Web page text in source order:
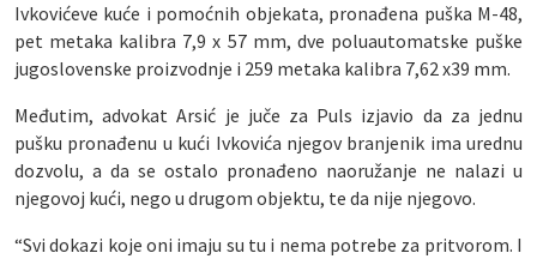
Ivkovićeve kuće i pomoćnih objekata, pronađena puška M-48,
pet metaka kalibra 7,9 x 57 mm, dve poluautomatske puške
jugoslovenske proizvodnje i 259 metaka kalibra 7,62 x39 mm.
Međutim, advokat Arsić je juče za Puls izjavio da za jednu
pušku pronađenu u kući Ivkovića njegov branjenik ima urednu
dozvolu, a da se ostalo pronađeno naoružanje ne nalazi u
njegovoj kući, nego u drugom objektu, te da nije njegovo.
“Svi dokazi koje oni imaju su tu i nema potrebe za pritvorom. I